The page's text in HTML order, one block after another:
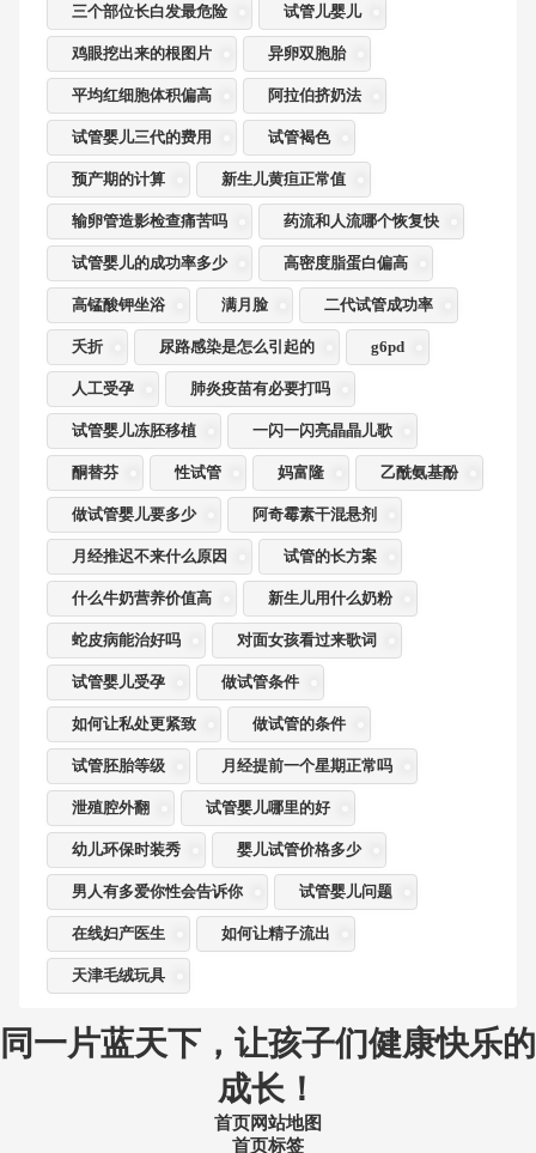
三个部位长白发最危险 试管儿婴儿
鸡眼挖出来的根图片 异卵双胞胎
平均红细胞体积偏高 阿拉伯挤奶法
试管婴儿三代的费用 试管褐色
预产期的计算 新生儿黄疸正常值
输卵管造影检查痛苦吗 药流和人流哪个恢复快
试管婴儿的成功率多少 高密度脂蛋白偏高
高锰酸钾坐浴 满月脸 二代试管成功率
夭折 尿路感染是怎么引起的 g6pd
人工受孕 肺炎疫苗有必要打吗
试管婴儿冻胚移植 一闪一闪亮晶晶儿歌
酮替芬 性试管 妈富隆 乙酰氨基酚
做试管婴儿要多少 阿奇霉素干混悬剂
月经推迟不来什么原因 试管的长方案
什么牛奶营养价值高 新生儿用什么奶粉
蛇皮病能治好吗 对面女孩看过来歌词
试管婴儿受孕 做试管条件
如何让私处更紧致 做试管的条件
试管胚胎等级 月经提前一个星期正常吗
泄殖腔外翻 试管婴儿哪里的好
幼儿环保时装秀 婴儿试管价格多少
男人有多爱你性会告诉你 试管婴儿问题
在线妇产医生 如何让精子流出
天津毛绒玩具
同一片蓝天下，让孩子们健康快乐的
成长！
首页网站地图
首页标签